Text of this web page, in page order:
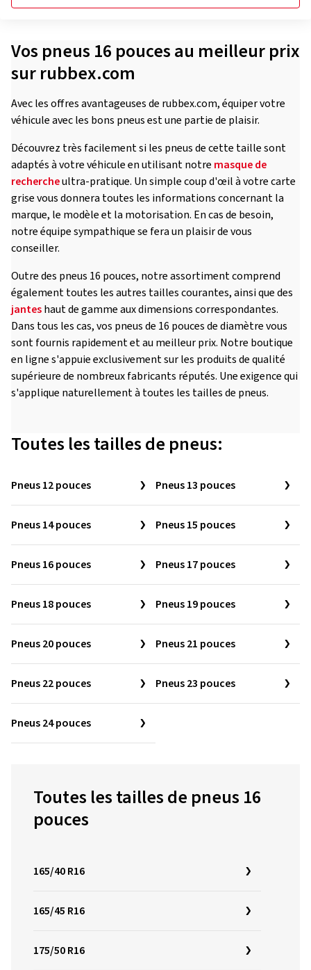
Vos pneus 16 pouces au meilleur prix
sur rubbex.com
Avec les offres avantageuses de rubbex.com, équiper votre
véhicule avec les bons pneus est une partie de plaisir.
Découvrez très facilement si les pneus de cette taille sont
adaptés à votre véhicule en utilisant notre masque de
rechercheultra-pratique. Un simple coup d'œil à votre carte
grise vous donnera toutes les informations concernant la
marque, le modèle et la motorisation. En cas de besoin,
notre équipe sympathique se fera un plaisir de vous
conseiller.
Outre des pneus 16 pouces, notre assortiment comprend
également toutes les autres tailles courantes, ainsi que des
janteshaut de gamme aux dimensions correspondantes.
Dans tous les cas, vos pneus de 16 pouces de diamètre vous
sont fournis rapidement et au meilleur prix. Notre boutique
en ligne s'appuie exclusivement sur les produits de qualité
supérieure de nombreux fabricants réputés. Une exigence qui
s'applique naturellement à toutes les tailles de pneus.
Toutes les tailles de pneus:
Pneus 12 pouces Pneus 13 pouces
Pneus 14 pouces Pneus 15 pouces
Pneus 16 pouces Pneus 17 pouces
Pneus 18 pouces Pneus 19 pouces
Pneus 20 pouces Pneus 21 pouces
Pneus 22 pouces Pneus 23 pouces
Pneus 24 pouces
Toutes les tailles de pneus 16
pouces
165/40 R16
165/45 R16
175/50 R16